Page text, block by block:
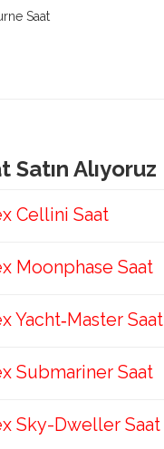
Saat
Satın Alıyoruz
Cellini Saat
Moonphase Saat
Yacht‑Master Saat
Submariner Saat
Sky-Dweller Saat